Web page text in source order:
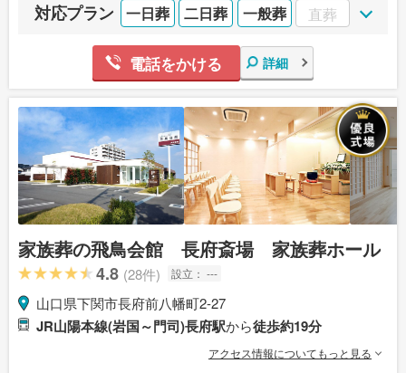
対応プラン 一日葬 二日葬 一般葬 直葬
電話をかける 詳細
家族葬の飛鳥会館 長府斎場 家族葬ホール
4.8 (28件) 設立： ---
山口県下関市長府前八幡町2-27
JR山陽本線(岩国～門司)長府駅から徒歩約19分
アクセス情報についてもっと見る